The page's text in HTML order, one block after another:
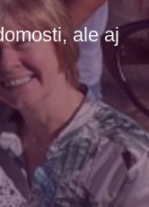
ale aj